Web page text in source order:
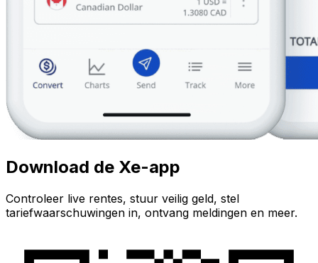
Download de Xe-app
Controleer live rentes, stuur veilig geld, stel
tariefwaarschuwingen in, ontvang meldingen en meer.